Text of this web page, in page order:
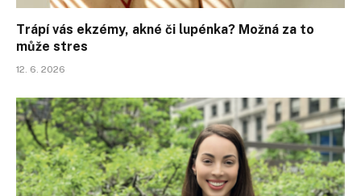
Trápí vás ekzémy, akné či lupénka? Možná za to
může stres
12. 6. 2026